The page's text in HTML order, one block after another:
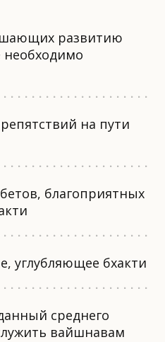
развитию
необходимо
на пути
благоприятных
углубляющее бхакти
среднего
вайшнавам